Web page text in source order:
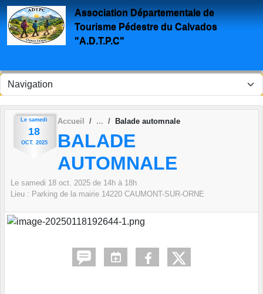
Association Départementale de
Tourisme Pédestre du Calvados
"A.D.T.P.C"
Le samedi
18
OCT. 2025
Accueil Balade automnale
BALADE
AUTOMNALE
Le samedi 18 oct. 2025 de 14h à 18h
Lieu : Parking de la mairie 14220 CAUMONT-SUR-ORNE
Panneau de gestion des cookies